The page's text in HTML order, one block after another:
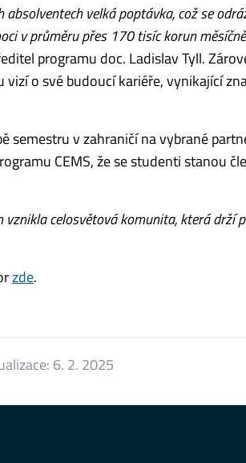
velká poptávka, což se
v průměru přes 170 tisíc korun
programu doc. Ladislav Tyll.
o své budoucí kariéře, vynikající
semestruvzahraničí navybrané
CEMS, že se studenti stanou
celosvětová komunita, která drží
zde.
6. 2. 2025